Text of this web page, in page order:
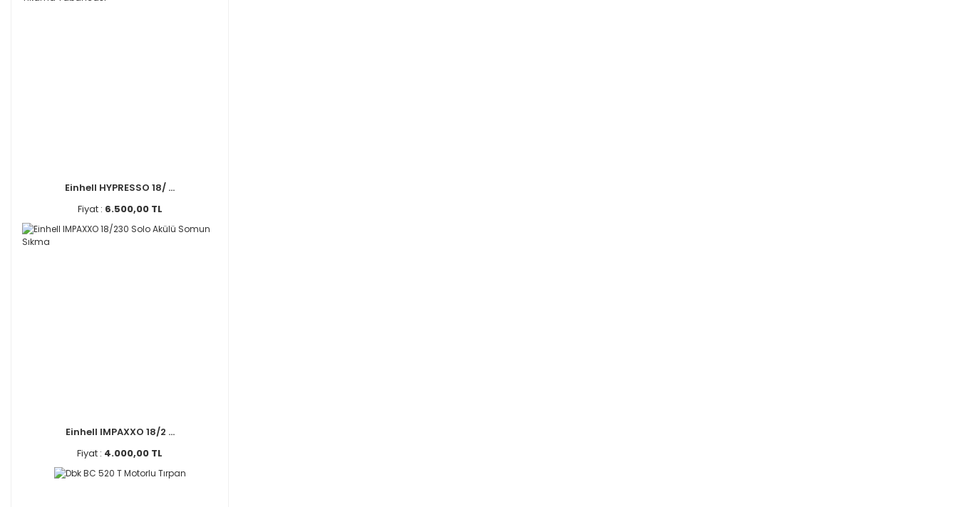
Einhell HYPRESSO 18/ ...
Fiyat : 6.500,00 TL
Einhell IMPAXXO 18/2 ...
Fiyat : 4.000,00 TL